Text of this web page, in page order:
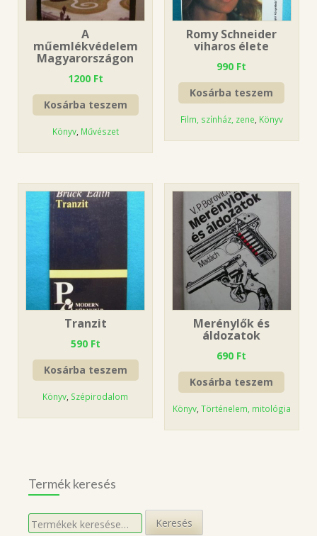
A
műemlékvédelem
Magyarországon
1200 Ft
Kosárba teszem
Könyv, Művészet
Romy Schneider
viharos élete
990 Ft
Kosárba teszem
Film, színház, zene Könyv
Tranzit
590 Ft
Kosárba teszem
Könyv Szépirodalom
Merénylők és
áldozatok
690 Ft
Kosárba teszem
Könyv, Történelem, mitológia
Termék keresés
Keresés
a
Keresés